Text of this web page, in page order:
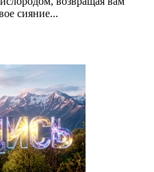
сияние...